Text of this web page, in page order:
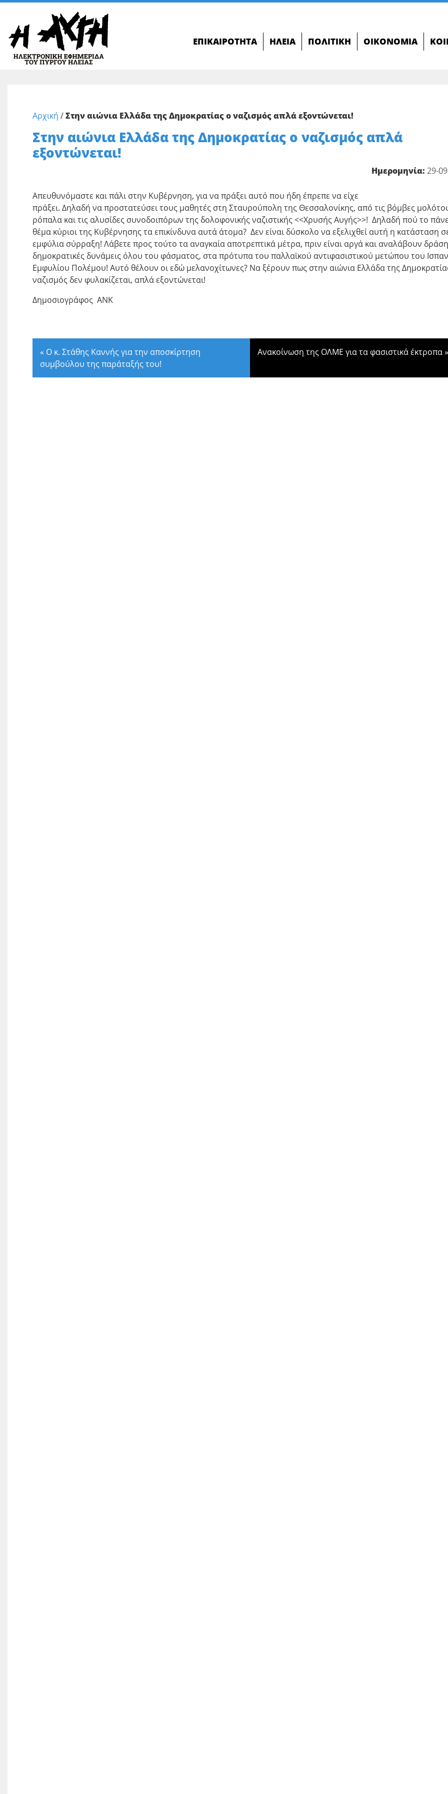
ΕΠΙΚΑΙΡΌΤΗΤΑ ΗΛΕΊΑ ΠΟΛΙΤΙΚΉ ΟΙΚΟΝΟΜΊΑ
Αρχική /Στην αιώνια Ελλάδα της Δημοκρατίας ο ναζισμός απλά εξοντώνεται!
Στην αιώνια Ελλάδα της Δημοκρατίας ο ναζισμός απλά
εξοντώνεται!
Ημερομηνία: 29-
Απευθυνόμαστε και πάλι στην Κυβέρνηση, για να πράξει αυτό που ήδη έπρεπε να είχε
πράξει. Δηλαδή να προστατεύσει τους μαθητές στη Σταυρούπολη της Θεσσαλονίκης, από τις βόμβες
ρόπαλα και τις αλυσίδες συνοδοιπόρων της δολοφονικής ναζιστικής <<Χρυσής Αυγής>>! Δηλαδή πού το
θέμα κύριοι της Κυβέρνησης τα επικίνδυνα αυτά άτομα? Δεν είναι δύσκολο να εξελιχθεί αυτή η κατάσταση
εμφύλια σύρραξη! Λάβετε προς τούτο τα αναγκαία αποτρεπτικά μέτρα, πριν είναι αργά και αναλάβουν
δημοκρατικές δυνάμεις όλου του φάσματος, στα πρότυπα του παλλαϊκού αντιφασιστικού μετώπου του
Εμφυλίου Πολέμου! Αυτό θέλουν οι εδώ μελανοχίτωνες? Να ξέρουν πως στην αιώνια Ελλάδα της
ναζισμός δεν φυλακίζεται, απλά εξοντώνεται!
Δημοσιογράφος ΑΝΚ
« Ο κ. Στάθης Καννής για την αποσκίρτηση
συμβούλου της παράταξής του!
Ανακοίνωση της ΟΛΜΕ για τα φασιστικά έκτροπα»